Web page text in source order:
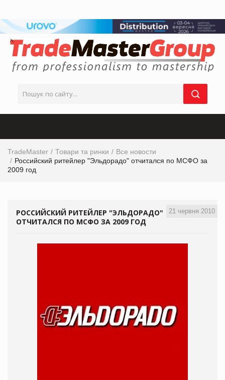
TradeMaster Товари та ринки
Все новости
Российский ритейлер "Эльдорадо" отчитался по МСФО за
2009 год
21 червня 2010
РОССИЙСКИЙ РИТЕЙЛЕР "ЭЛЬДОРАДО"
ОТЧИТАЛСЯ ПО МСФО ЗА 2009 ГОД